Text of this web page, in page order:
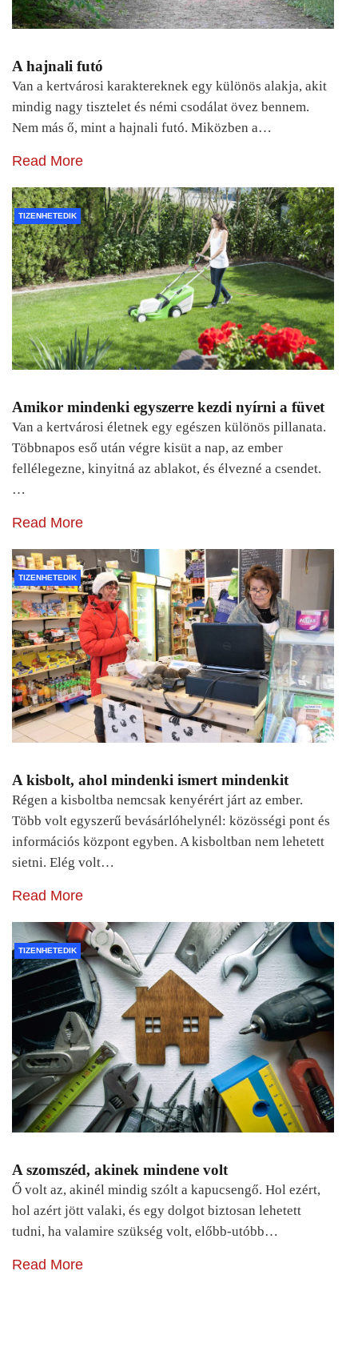
A hajnali futó
Van a kertvárosi karaktereknek egy különös alakja, akit
mindig nagy tisztelet és némi csodálat övez bennem.
Nem más ő, mint a hajnali futó. Miközben a…
Read More
TIZENHETEDIK
Amikor mindenki egyszerre kezdi nyírni a füvet
Van a kertvárosi életnek egy egészen különös pillanata.
Többnapos eső után végre kisüt a nap, az ember
fellélegezne, kinyitná az ablakot, és élvezné a csendet.
…
Read More
TIZENHETEDIK
A kisbolt, ahol mindenki ismert mindenkit
Régen a kisboltba nemcsak kenyérért járt az ember.
Több volt egyszerű bevásárlóhelynél: közösségi pont és
információs központ egyben. A kisboltban nem lehetett
sietni. Elég volt…
Read More
TIZENHETEDIK
A szomszéd, akinek mindene volt
Ő volt az, akinél mindig szólt a kapucsengő. Hol ezért,
hol azért jött valaki, és egy dolgot biztosan lehetett
tudni, ha valamire szükség volt, előbb-utóbb…
Read More